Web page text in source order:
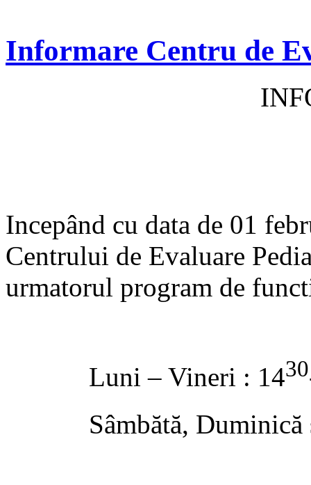
Informare Centru de
Incepând cu data de 01
Centrului de Evaluare
urmatorul program de
Luni – Vineri : 1430
Sâmbătă, Duminică